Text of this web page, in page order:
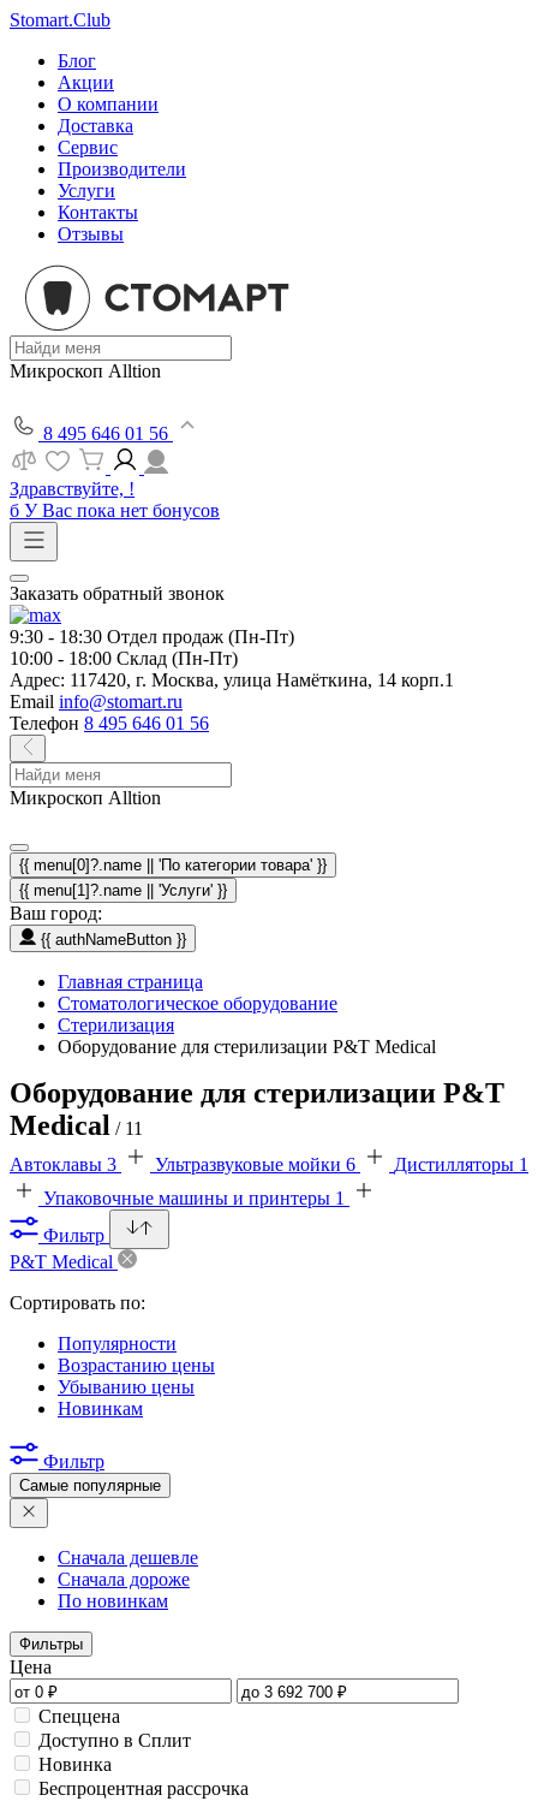
Stomart.Club
Блог
Акции
О компании
Доставка
Сервис
Производители
Услуги
Контакты
Отзывы
Микроскоп Alltion
8 495 646 01 56
Здравствуйте, !
б У Вас пока нет бонусов
Заказать обратный звонок
9:30 - 18:30 Отдел продаж (Пн-Пт)
10:00 - 18:00 Склад (Пн-Пт)
Адрес: 117420, г. Москва, улица Намёткина, 14 корп.1
Email info@stomart.ru
Телефон 8 495 646 01 56
Микроскоп Alltion
{{ menu[0]?.name || 'По категории товара' }}
{{ menu[1]?.name || 'Услуги' }}
Ваш город:
{{ authNameButton }}
Главная страница
Стоматологическое оборудование
Стерилизация
Оборудование для стерилизации P&T Medical
Оборудование для стерилизации P&T
Medical / 11
Автоклавы 3 Ультразвуковые мойки 6 Дистилляторы 1
Упаковочные машины и принтеры 1
Фильтр
P&T Medical
Сортировать по:
Популярности
Возрастанию цены
Убыванию цены
Новинкам
Фильтр
Самые популярные
Сначала дешевле
Сначала дороже
По новинкам
Фильтры
Цена
Спеццена
Доступно в Сплит
Новинка
Беспроцентная рассрочка